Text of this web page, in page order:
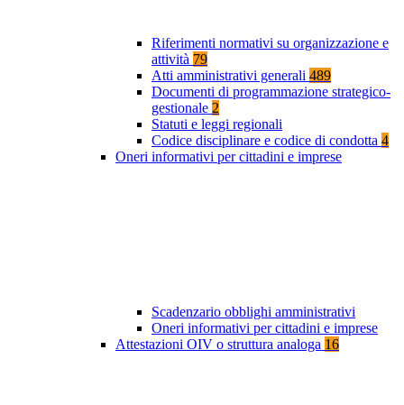
Riferimenti normativi su organizzazione e
attività 79
Atti amministrativi generali 489
Documenti di programmazione strategico-
gestionale 2
Statuti e leggi regionali
Codice disciplinare e codice di condotta 4
Oneri informativi per cittadini e imprese
Scadenzario obblighi amministrativi
Oneri informativi per cittadini e imprese
Attestazioni OIV o struttura analoga 16